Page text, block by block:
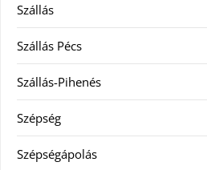
Szállás
Szállás Pécs
Szállás-Pihenés
Szépség
Szépségápolás